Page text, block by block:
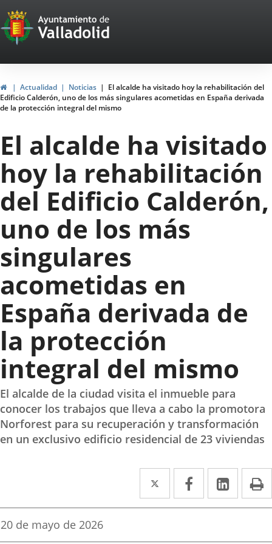
Portal
Web
del
Ayuntamiento
de
Valladolid
InicioActualidad Noticias
El alcalde ha visitado hoy la rehabilitación del
Edificio Calderón, uno de los más singulares acometidas en España derivada
de la protección integral del mismo
El alcalde ha visitado
hoy la rehabilitación
del Edificio Calderón,
uno de los más
singulares
acometidas en
España derivada de
la protección
integral del mismo
El alcalde de la ciudad visita el inmueble para
conocer los trabajos que lleva a cabo la promotora
Norforest para su recuperación y transformación
en un exclusivo edificio residencial de 23 viviendas
Twitter
Enlace
a
Facebook
Enlace
a
Enlace
a
Fecha
20 de mayo de 2026